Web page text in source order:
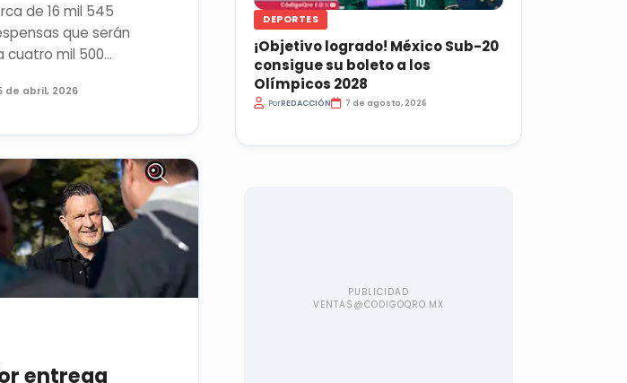
de 16 mil 545
que serán
cuatro mil 500
de abril, 2026
entrega
DEPORTES
¡Objetivo logrado! México Sub-20
consigue su boleto a los
Olímpicos 2028
PorREDACCIÓN 7 de agosto, 2026